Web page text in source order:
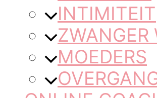
INTIMITEIT
MOEDERS